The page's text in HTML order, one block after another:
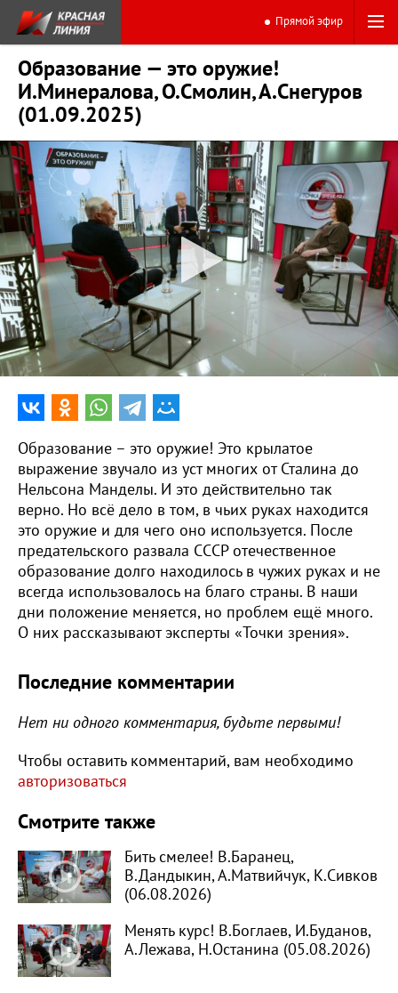
Прямой эфир
Образование — это оружие!
И.Минералова, О.Смолин, А.Снегуров
(01.09.2025)
0:00
Образование – это оружие! Это крылатое
выражение звучало из уст многих от Сталина до
Нельсона Манделы. И это действительно так
верно. Но всё дело в том, в чьих руках находится
это оружие и для чего оно используется. После
предательского развала СССР отечественное
образование долго находилось в чужих руках и не
всегда использовалось на благо страны. В наши
дни положение меняется, но проблем ещё много.
О них рассказывают эксперты «Точки зрения».
Последние комментарии
Нет ни одного комментария, будьте первыми!
Чтобы оставить комментарий, вам необходимо
авторизоваться
Смотрите также
Бить смелее! В.Баранец,
В.Дандыкин, А.Матвийчук, К.Сивков
(06.08.2026)
Менять курс! В.Боглаев, И.Буданов,
А.Лежава, Н.Останина (05.08.2026)